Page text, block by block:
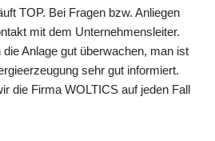
TOP. Bei Fragen bzw. Anliegen
mit dem Unternehmensleiter.
Anlage gut überwachen, man ist
sehr gut informiert.
die Firma WOLTICS auf jeden Fall